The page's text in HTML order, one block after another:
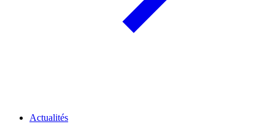
Actualités